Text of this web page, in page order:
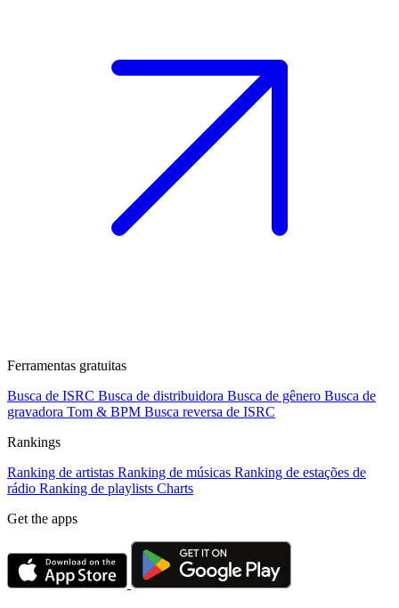
Ferramentas gratuitas
Busca de ISRC Busca de distribuidora Busca de gênero Busca de
gravadora Tom & BPM Busca reversa de ISRC
Rankings
Ranking de artistas Ranking de músicas Ranking de estações de
rádio Ranking de playlists Charts
Get the apps